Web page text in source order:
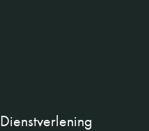
Dienstverlening